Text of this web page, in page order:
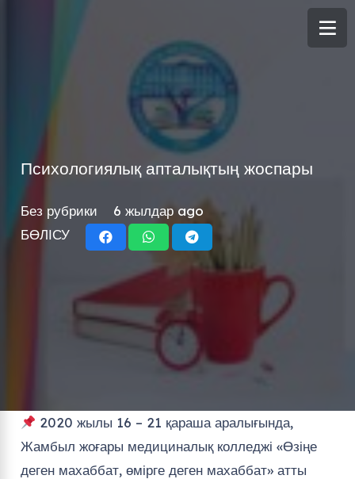
Психологиялық апталықтың жоспары
Без рубрики
6 жылдар ago
БӨЛІСУ
2020 жылы 16 – 21 қараша аралығында,
Жамбыл жоғары медициналық колледжі «Өзіңе
деген махаббат, өмірге деген махаббат» атты